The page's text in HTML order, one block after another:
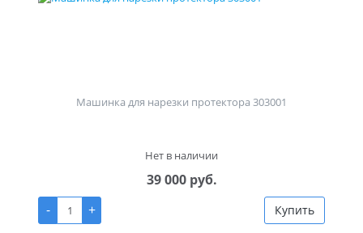
Машинка для нарезки протектора 303001
Нет в наличии
39 000 руб.
-
+ Купить